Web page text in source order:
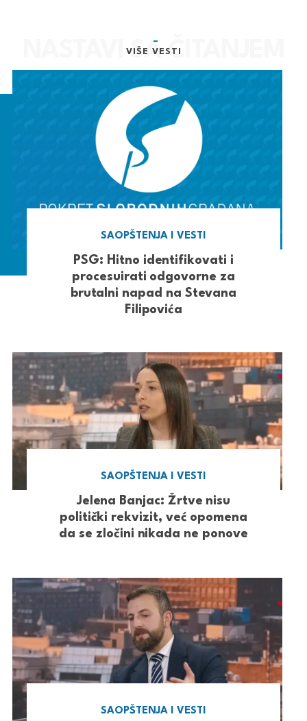
VIŠE VESTI
SAOPŠTENJA I VESTI
PSG: Hitno identifikovati i
procesuirati odgovorne za
brutalni napad na Stevana
Filipovića
SAOPŠTENJA I VESTI
Jelena Banjac: Žrtve nisu
politički rekvizit, već opomena
da se zločini nikada ne ponove
SAOPŠTENJA I VESTI